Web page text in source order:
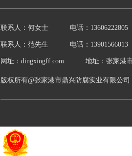
联系人：何女士 电话：13606222805
联系人：范先生 电话：13901566013
网址：dingxingff.com 地址：张家港
版权所有@张家港市鼎兴防腐实业有限公司